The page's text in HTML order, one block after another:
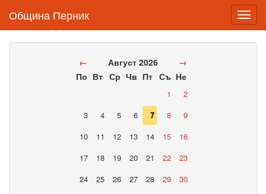
Община Перник
← Август 2026
→
По Вт Ср Чв Пт Съ Не
1
2
3
4 5 6 7 8
9
10
11 12 13 14 15
16
17
18 19 20 21 22
23
24
25 26 27 28 29
30